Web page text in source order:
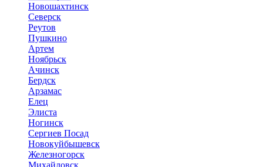
Новошахтинск
Северск
Реутов
Пушкино
Артем
Ноябрьск
Ачинск
Бердск
Арзамас
Елец
Элиста
Ногинск
Сергиев Посад
Новокуйбышевск
Железногорск
Михайловск